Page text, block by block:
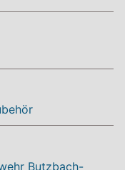
Butzbach-